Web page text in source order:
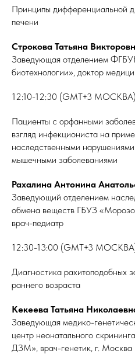
Принципы дифференциальной
печени
Строкова Татьяна
Заведующая отделением
биотехнологии», доктор
12:10-12:30 (GMT+3 МОСКВА)
Пациенты с орфанными
взгляд инфекциониста на
наследственными
мышечными заболеваниями
Рахалина Антонина
Заведующий отделением
обмена веществ ГБУЗ
врач-педиатр
12:30-13:00 (GMT+3
Диагностика рахитоподобных
раннего возраста
Кекеева Татьяна
Заведующая медико-
центр неонатального
ДЗМ», врач-генетик, г. Москва